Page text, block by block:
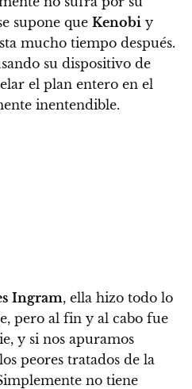
supone que Kenobi y
mucho tiempo después.
su dispositivo de
el plan entero en el
inentendible.
Ingram, ella hizo todo lo
pero al fin y al cabo fue
y si nos apuramos
peores tratados de la
no tiene